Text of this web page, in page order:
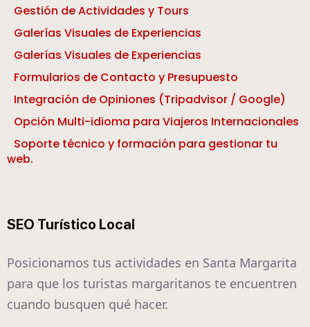
Gestión de Actividades y Tours
Galerías Visuales de Experiencias
Galerías Visuales de Experiencias
Formularios de Contacto y Presupuesto
Integración de Opiniones (Tripadvisor / Google)
Opción Multi-idioma para Viajeros Internacionales
Soporte técnico y formación para gestionar tu
web.
SEO Turístico Local
Posicionamos tus actividades en Santa Margarita
para que los turistas margaritanos te encuentren
cuando busquen qué hacer.